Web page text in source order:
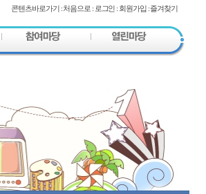
콘텐츠바로가기:처음으로 : 로그인 : 회원가입:즐겨찾기